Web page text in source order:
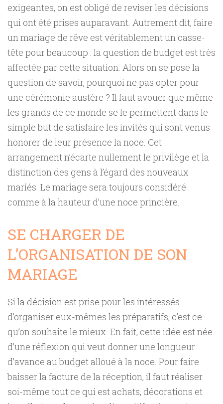
exigeantes, on est obligé de reviser les décisions
qui ont été prises auparavant. Autrement dit, faire
un mariage de rêve est véritablement un casse-
tête pour beaucoup : la question de budget est très
affectée par cette situation. Alors on se pose la
question de savoir, pourquoi ne pas opter pour
une cérémonie austère ? Il faut avouer que même
les grands de ce monde se le permettent dans le
simple but de satisfaire les invités qui sont venus
honorer de leur présence la noce. Cet
arrangement n’écarte nullement le privilège et la
distinction des gens à l’égard des nouveaux
mariés. Le mariage sera toujours considéré
comme à la hauteur d’une noce princière.
SE CHARGER DE
L’ORGANISATION DE SON
MARIAGE
Si la décision est prise pour les intéressés
d’organiser eux-mêmes les préparatifs, c’est ce
qu’on souhaite le mieux. En fait, cette idée est née
d’une réflexion qui veut donner une longueur
d’avance au budget alloué à la noce. Pour faire
baisser la facture de la réception, il faut réaliser
soi-même tout ce qui est achats, décorations et